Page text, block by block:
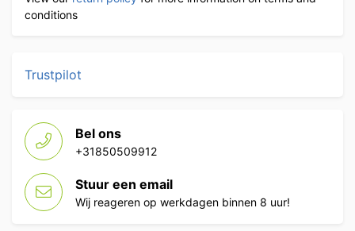
conditions
Trustpilot
Bel ons
+31850509912
Stuur een email
Wij reageren op werkdagen binnen 8 uur!